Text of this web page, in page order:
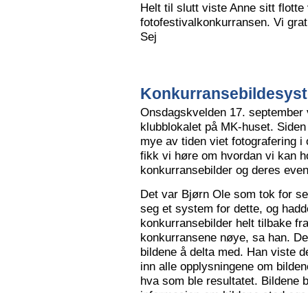
Helt til slutt viste Anne sitt flotte
fotofestivalkonkurransen. Vi
Sej
Onsdagskvelden 17.
klubblokalet på MK-huset.
mye av tiden viet fotografering
fikk vi høre om hvordan vi kan
konkurransebilder og deres
Det var Bjørn Ole som tok for
seg et system for dette, og
konkurransebilder helt tilbake
konkurransene nøye, sa han.
bildene å delta med. Han viste
inn alle opplysningene om
hva som ble resultatet. Bildene